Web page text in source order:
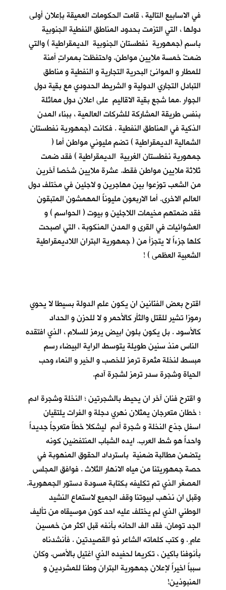
في الاسابيع التالية ، قامت الحكومات العميقة بإعلان أولى
دولها ، التي التزمت بحدود المناطق النفطية الجنوبية
باسم (جمهورية نفطستان الجنوبية الديمقراطية ) والتي
ضمتْ خمسة ملايين مواطن. واحتفظتْ بممراتٍ أمنة
للمطار و الموانئ البحرية التجارية و النفطية و مناطق
التبادل التجاري الدولية و الشريط الحدودي مع بقية دول
الجوار .مما شجع بقية الاقاليم على اعلان دول مماثلة
بنفس طريقة المشاركة للشركات العالمية ، ببناء المدن
الذكية في المناطق النفطية . فكانت (جمهورية نفطستان
الشمالية الديمقراطية ) تضم مليوني مواطن أما (
جمهورية نفطستان الغربية الديمقراطية ) فقد ضمت
ثلاثة ملايين مواطن فقط. عشرة ملايين شخصا آخرين
من الشعب توزعوا بين مهاجرين و لاجئين في مختلف دول
العالم الاخرى. أما الاربعون مليوناً المهمشون المتبقون
فقد ضمتهم مخيمات اللاجئين و بيوت ( الحواسم ) و
العشوائيات في القرى و المدن المنكوبة ، التي اصبحت
كلها جزءاً لا يتجزأ من ( جمهورية البتران اللاديمقراطية
الشعبية العظمى ) !
اقترح بعض الفنّانين ان يكون علم الدولة بسيطا لا يحوي
رموزا تشير للقتل والثأر كالأحمر و لا للحزن و الحداد
كالأسود . بل يكون بلون ابيض يرمز للسلام ، الذي افتقده
الناس منذ سنين طويلة يتوسط الراية البيضاء رسم
مبسط لنخلة مثمرة ترمز للخصب و الخير و النماء وحب
الحياة وشجرة سدر ترمز لشجرة آدم.
و اقترح فنان آخر ان يحيط بالشجرتين ؛ النخلة وشجرة ادم
؛ خطان متعرجان يمثلان نهري دجلة و الفرات يلتقيان
اسفل جذع النخلة و شجرة أدم ليشكلا خطاً متعرجاً جديداً
واحداً هو شط العرب. ايده الشباب المنتفضين كونه
يتضمن مطالبة ضمنية باسترداد الحقوق المنهوبة في
حصة جمهوريتنا من مياه الانهار الثلاث . فوافق المجلس
المصغر الذي تم تكليفه بكتابة مسودة دستور الجمهورية.
وقبل ان نذهب لبيوتنا وقف الجميع لاستماع النشيد
الوطني الذي لم يختلف عليه احد كون موسيقاه من تأليف
الجد تومان. فقد الف الحانه بأنفه قبل اكثر من خمسين
عام ٍ. و كتب كلماته الشاعر ذو القصيدتين . فأنشدناه
بأنوفنا باكين ، تكريما لحفيده الذي اغتيل بالأمس. وكان
سبباً اخيراً لإعلان جمهورية البتران وطنا للمشردين و
المنبوذين!